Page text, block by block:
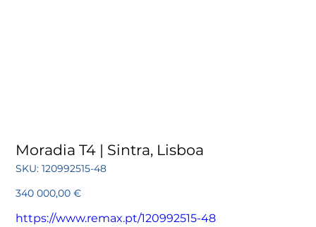
Moradia T4 | Sintra, Lisboa
SKU: SKU
120992515-
120992515-48
Preço
340 000,00 €
https://www.remax.pt/120992515-48